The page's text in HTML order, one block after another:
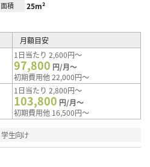
面積 25m²
月額目安
1日当たり 2,600円～
97,800 円/月～
初期費用他 22,000円～
1日当たり 2,800円～
103,800 円/月～
初期費用他 16,500円～
学生向け